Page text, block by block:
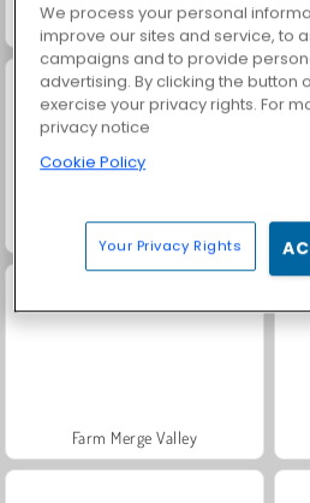
Grand Mahjong Connect
Farm Merge Valley
We process your personal
improve our sites and service, to
campaigns and to provide
advertising. By clicking the button
exercise your privacy rights. For
privacy notice
Cookie Policy
Your Privacy Rights